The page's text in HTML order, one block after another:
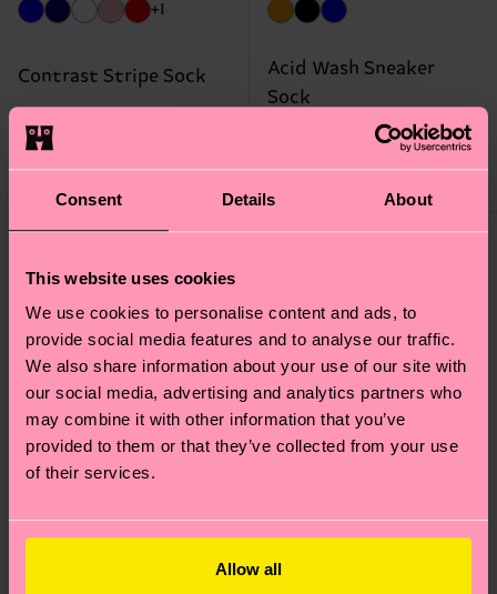
Consent Details About
This website uses cookies
We use cookies to personalise content and ads, to
provide social media features and to analyse our traffic.
We also share information about your use of our site with
our social media, advertising and analytics partners who
may combine it with other information that you’ve
provided to them or that they’ve collected from your use
of their services.
Allow all
+1
Contrast Stripe Sock
CHF 15
NIEDRIGER
Acid Wash Sneaker
Sock